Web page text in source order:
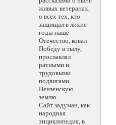
живых ветеранах,
о всех тех, кто
защищал в лихие
годы наше
Отечество, ковал
Победу в тылу,
прославлял
ратными и
трудовыми
подвигами
Пензенскую
землю.
Сайт задуман, как
народная
энциклопедия, в